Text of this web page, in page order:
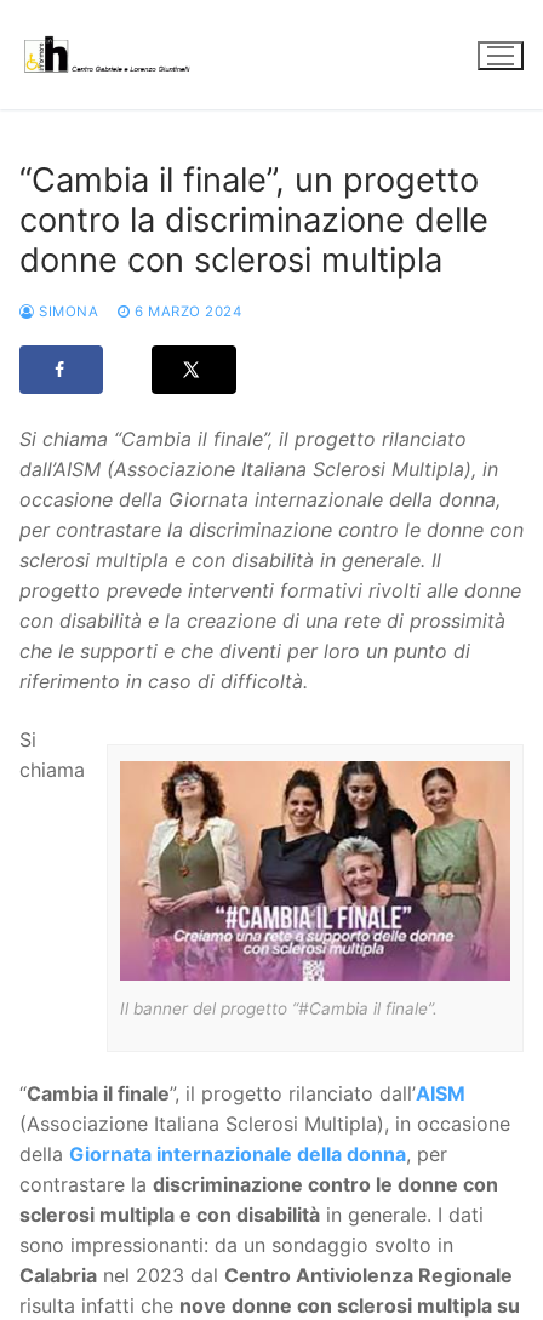
contenuto
“Cambia il finale”, un progetto
contro la discriminazione delle
donne con sclerosi multipla
SIMONA 6 MARZO 2024
Si chiama “Cambia il finale”, il progetto rilanciato
dall’AISM (Associazione Italiana Sclerosi Multipla), in
occasione della Giornata internazionale della donna,
per contrastare la discriminazione contro le donne con
sclerosi multipla e con disabilità in generale. Il
progetto prevede interventi formativi rivolti alle donne
con disabilità e la creazione di una rete di prossimità
che le supporti e che diventi per loro un punto di
riferimento in caso di difficoltà.
Il banner del progetto “#Cambia il finale”.
Si
chiama
“Cambia il finale”, il progetto rilanciato dall’AISM
(Associazione Italiana Sclerosi Multipla), in occasione
della Giornata internazionale della donna, per
contrastare la discriminazione contro le donne con
sclerosi multipla e con disabilità in generale. I dati
sono impressionanti: da un sondaggio svolto in
Calabria nel 2023 dal Centro Antiviolenza Regionale
risulta infatti che nove donne con sclerosi multipla su